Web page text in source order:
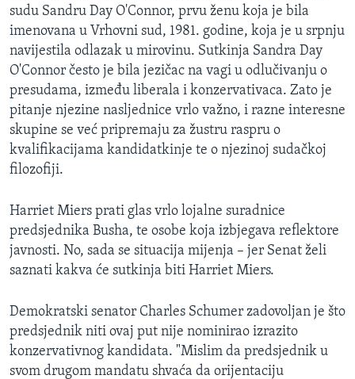
sudu Sandru Day O'Connor, prvu ženu koja je bila
imenovana u Vrhovni sud, 1981. godine, koja je u srpnju
navijestila odlazak u mirovinu. Sutkinja Sandra Day
O'Connor često je bila jezičac na vagi u odlučivanju o
presudama, između liberala i konzervativaca. Zato je
pitanje njezine nasljednice vrlo važno, i razne interesne
skupine se već pripremaju za žustru raspru o
kvalifikacijama kandidatkinje te o njezinoj sudačkoj
filozofiji.
Harriet Miers prati glas vrlo lojalne suradnice
predsjednika Busha, te osobe koja izbjegava reflektore
javnosti. No, sada se situacija mijenja – jer Senat želi
saznati kakva će sutkinja biti Harriet Miers.
Demokratski senator Charles Schumer zadovoljan je što
predsjednik niti ovaj put nije nominirao izrazito
konzervativnog kandidata. "Mislim da predsjednik u
svom drugom mandatu shvaća da orijentaciju